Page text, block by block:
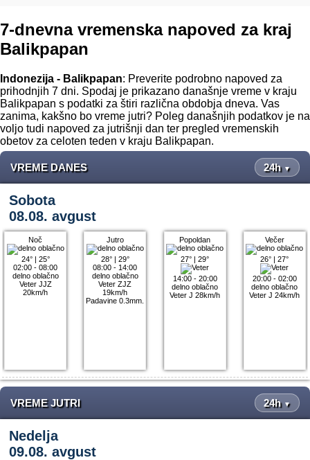
7-dnevna vremenska napoved za kraj
Balikpapan
Indonezija - Balikpapan: Preverite podrobno napoved za
prihodnjih 7 dni. Spodaj je prikazano današnje vreme v kraju
Balikpapan s podatki za štiri različna obdobja dneva. Vas
zanima, kakšno bo vreme jutri? Poleg današnjih podatkov je na
voljo tudi napoved za jutrišnji dan ter pregled vremenskih
obetov za celoten teden v kraju Balikpapan.
VREME DANES 24h ▼
Sobota
08.08. avgust
Noč
24°| 25°
02:00 - 08:00
delno oblačno
Veter JJZ
20km/h
Jutro
28°| 29°
08:00 - 14:00
delno oblačno
Veter ZJZ
19km/h
Padavine 0.3mm.
Popoldan
27° |29°
14:00 - 20:00
delno oblačno
Veter J 28km/h
Večer
26° |27°
20:00 - 02:00
delno oblačno
Veter J 24km/h
VREME JUTRI 24h ▼
Nedelja
09.08. avgust